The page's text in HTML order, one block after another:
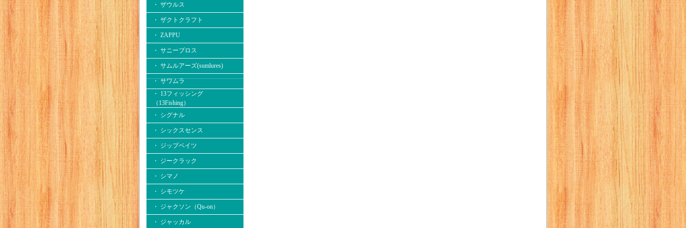
・ ザウルス
・ ザクトクラフト
・ ZAPPU
・ サニーブロス
・ サムルアーズ(sumlures)
・ サワムラ
・ 13フィッシング
（13Fishing）
・ シグナル
・ シックスセンス
・ ジップベイツ
・ ジークラック
・ シマノ
・ シモツケ
・ ジャクソン（Qu-on）
・ ジャッカル